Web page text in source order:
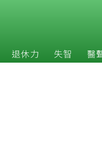
退休力 失智 醫